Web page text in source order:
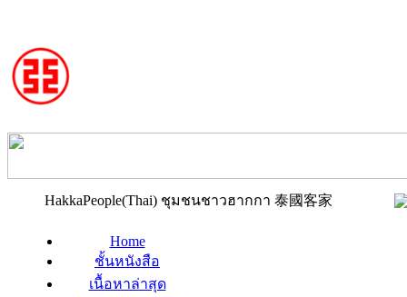
HakkaPeople(Thai) ชุมชนชาวฮากกา 泰國客家
Home
ชั้นหนังสือ
เนื้อหาล่าสุด